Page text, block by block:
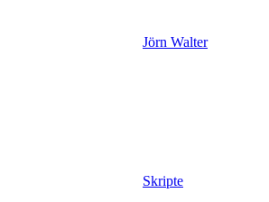
Jörn Walter
Skripte